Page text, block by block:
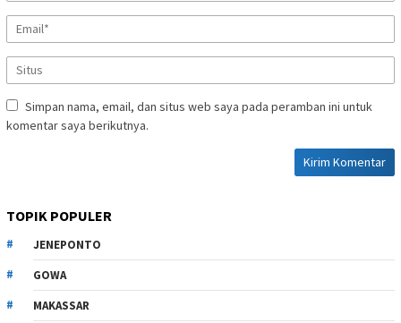
Simpan nama, email, dan situs web saya pada peramban ini untuk
komentar saya berikutnya.
TOPIK POPULER
JENEPONTO
GOWA
MAKASSAR